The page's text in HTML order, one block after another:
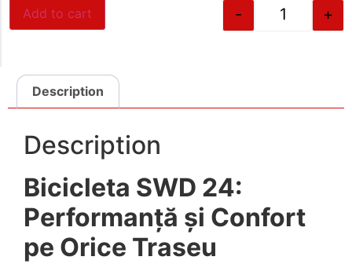
- +
Add to cart
Description
Description
Bicicleta SWD 24:
Performanță și Confort
pe Orice Traseu